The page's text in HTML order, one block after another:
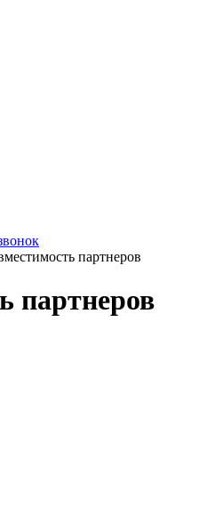
партнеров
партнеров